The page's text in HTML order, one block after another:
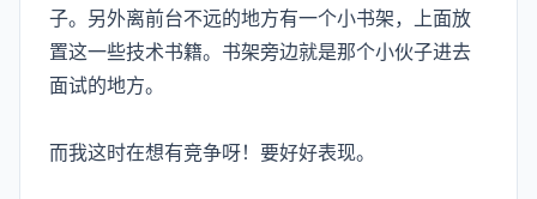
子。另外离前台不远的地方有一个小书架，上面放
置这一些技术书籍。书架旁边就是那个小伙子进去
面试的地方。
而我这时在想有竞争呀！要好好表现。